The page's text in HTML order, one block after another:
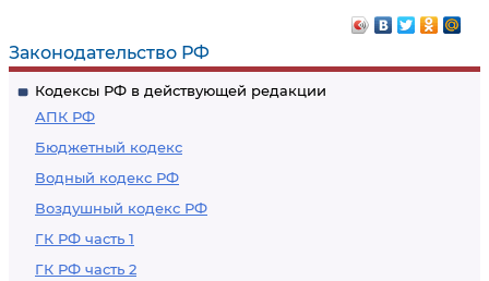
Законодательство РФ
Кодексы РФ в действующей редакции
АПК РФ
Бюджетный кодекс
Водный кодекс РФ
Воздушный кодекс РФ
ГК РФ часть 1
ГК РФ часть 2
социального найма
жилого помещения
помещений с
предоставлением
других
благоустроенных